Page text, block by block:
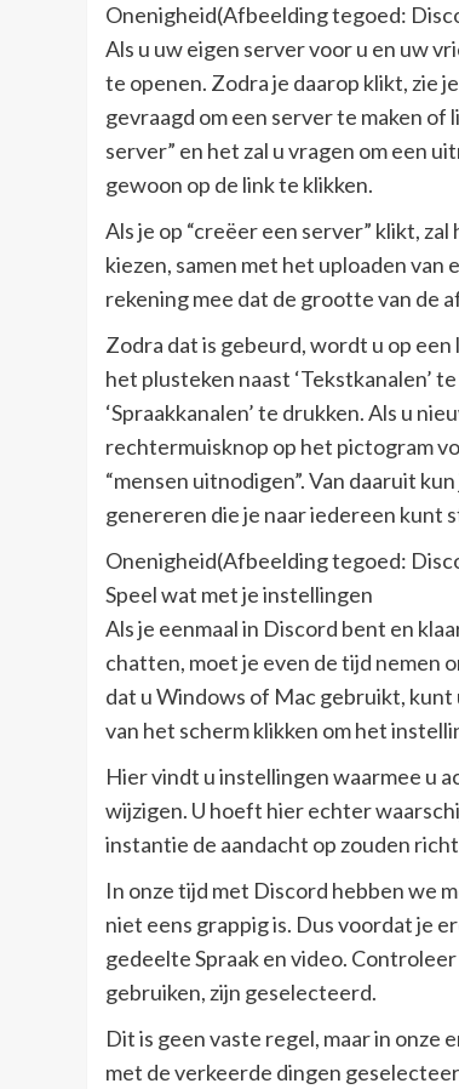
Onenigheid(Afbeelding tegoed:
Als u uw eigen server voor u en uw
te openen. Zodra je daarop klikt, zie
gevraagd om een ​​server te maken of
server” en het zal u vragen om een
gewoon op de link te klikken.
Als je op “creëer een server” klikt,
kiezen, samen met het uploaden
rekening mee dat de grootte van de
Zodra dat is gebeurd, wordt u op
het plusteken naast ‘Tekstkanalen’
‘Spraakkanalen’ te drukken. Als u
rechtermuisknop op het pictogram
“mensen uitnodigen”. Van daaruit
genereren die je naar iedereen kunt
Onenigheid(Afbeelding tegoed:
Speel wat met je instellingen
Als je eenmaal in Discord bent en
chatten, moet je even de tijd nemen
dat u Windows of Mac gebruikt,
van het scherm klikken om het
Hier vindt u instellingen waarmee u
wijzigen. U hoeft hier echter
instantie de aandacht op zouden
In onze tijd met Discord hebben we
niet eens grappig is. Dus voordat je
gedeelte Spraak en video.
gebruiken, zijn geselecteerd.
Dit is geen vaste regel, maar in onze
met de verkeerde dingen